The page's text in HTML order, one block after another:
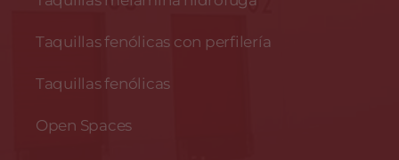
Taquillas fenólicas con perfilería
Taquillas fenólicas
Open Spaces